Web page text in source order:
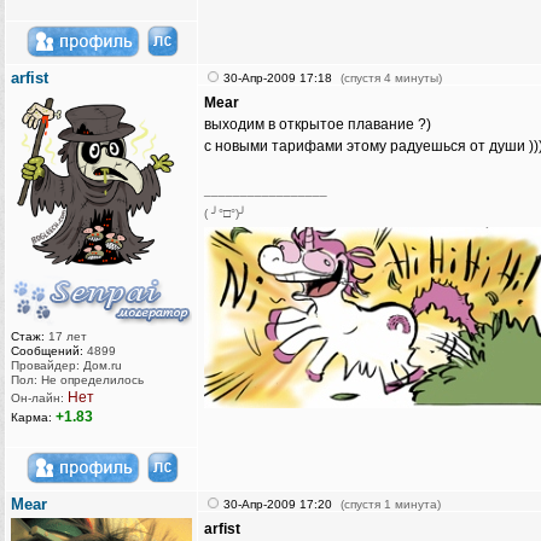
arfist
Стаж: 17 лет
Сообщений: 4899
Провайдер: Дом.ru
Пол: Не определилось
Он-лайн: Нет
Карма: +1.83
30-Апр-2009 17:18 (спустя 4 минуты)
Mear
выходим в открытое плавание ?)
с новыми тарифами этому радуешься от души
( ╯°□°)╯
Mear 30-Апр-2009 17:20 (спустя 1 минута)
arfist